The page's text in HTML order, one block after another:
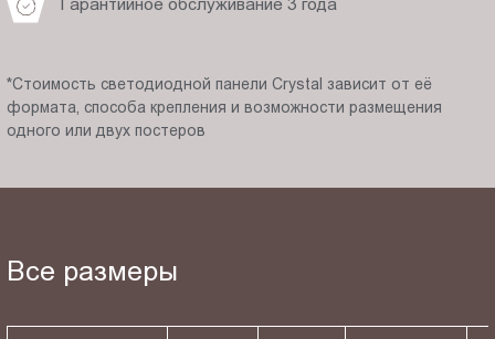
Гарантийное обслуживание 3 года
*Стоимость светодиодной панели Crystal зависит от её
формата, способа крепления и возможности размещения
одного или двух постеров
Все размеры